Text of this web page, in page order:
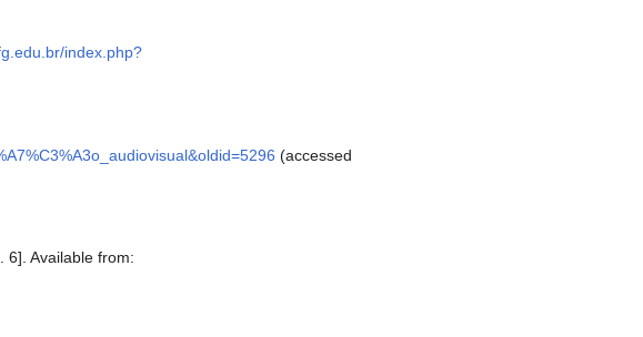
index.php?
(accessed
6]. Available from: